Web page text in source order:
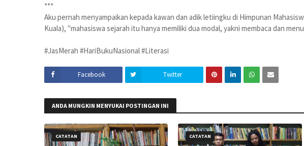
***
Aku pernah menyampaikan kepada kawan dan adik letiingku di Himpunan
Kuala), "mahasiswa sejarah itu hanya memiliki dua modal, yakni membaca dan
#JasMerah #HariBukuNasional #Literasi
Facebook Twitter
ANDA MUNGKIN MENYUKAI POSTINGAN INI
CATATAN CATATAN